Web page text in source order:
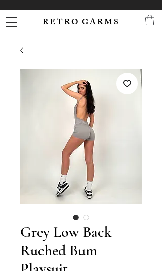
R E T R O G A R M S
Grey Low Back
Ruched Bum